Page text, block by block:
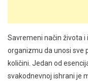
Savremeni način života
organizmu da unosi sve
količini. Jedan od
svakodnevnoj ishrani je